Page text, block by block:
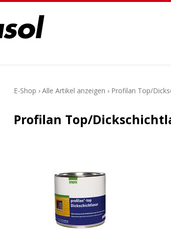
E-Shop › Alle Artikel anzeigen › Profilan Top/
Profilan Top/